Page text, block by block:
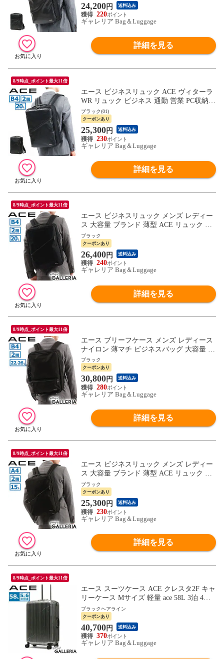
24,200円 送料込み
220
ギャレリア Bag＆Luggage
詳細を見る
8/9時点_ポイント最大11倍
エース ビジネスリュック ACE ヴィターラ
WR リュック ビジネス 通勤 営業 PC収納 2
層 B4 A4 Lサイズ 20L 耐水 軽量 スリム 黒
メンズ 61142
ブラック(01)
クーポンあり
25,300円 送料込み
230
ギャレリア Bag＆Luggage
詳細を見る
8/9時点_ポイント最大11倍
エース ビジネスリュック メンズ レディー
ス 大容量 ブランド 薄型 ACE リュック お
しゃれ ビジネスバッグ 出張 軽量 通勤 A4
B4 20L 2層 ナイロン ノートPC キャリーオ
ン カジュアル スリム ヴィターラCB 68212
sale1204
ブラック
クーポンあり
26,400円 送料込み
240
ギャレリア Bag＆Luggage
詳細を見る
8/9時点_ポイント最大11倍
エース ブリーフケース メンズ レディース
ナイロン 薄マチ ビジネスバッグ 大容量 出
張 軽量 3WAY ACE リュック ブランド ビ
ジネスリュック ショルダーバッグ 通勤 B4
A4 22L 26L 2層 拡張 キャリーオン 68213 sa
le1204
ブラック
クーポンあり
30,800円 送料込み
280
ギャレリア Bag＆Luggage
詳細を見る
8/9時点_ポイント最大11倍
エース ビジネスリュック メンズ レディー
ス 大容量 ブランド 薄型 ACE リュック お
しゃれ ビジネスバッグ 出張 軽量 通勤 A4
15L 2層 ナイロン ノートPC キャリーオン
カジュアル スリム ヴィターラCB 68211
ブラック
クーポンあり
25,300円 送料込み
230
ギャレリア Bag＆Luggage
詳細を見る
8/9時点_ポイント最大11倍
エース スーツケース ACE クレスタ2F キャ
リーケース Mサイズ 軽量 ace 58L 3泊 4泊 5
泊 双輪 4輪 TSロック フレームタイプ 旅行
出張 メンズ レディース 05107
ブラックヘアライン
クーポンあり
40,700円 送料込み
370
ギャレリア Bag＆Luggage